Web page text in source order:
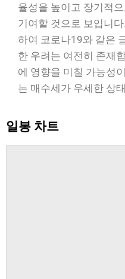
율성을 높이고 장기적
기여할 것으로 보입니
하여 코로나19와 같은
한 우려는 여전히 존재
에 영향을 미칠 가능성
는 매수세가 우세한 상
일봉 차트